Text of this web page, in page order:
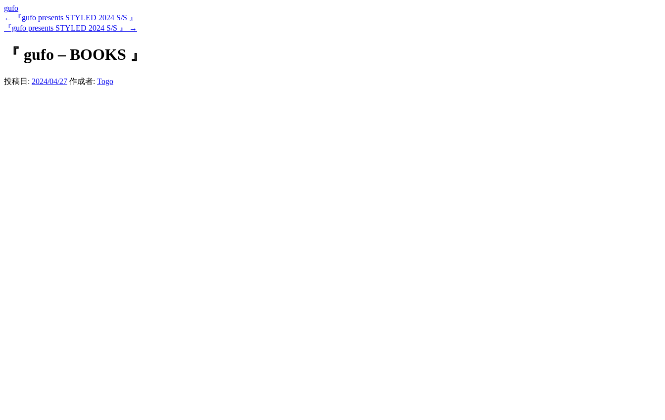
gufo
←
『gufo presents STYLED 2024 S/S 』
『gufo presents STYLED 2024 S/S 』
→
『 gufo – BOOKS 』
投稿日: 2024/04/27 作成者: Togo